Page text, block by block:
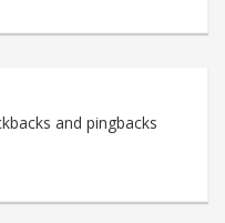
and pingbacks